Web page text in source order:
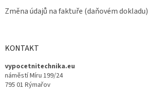
Změna údajů na faktuře (daňovém dokladu)
KONTAKT
vypocetnitechnika.eu
náměstí Míru 199/24
795 01 Rýmařov